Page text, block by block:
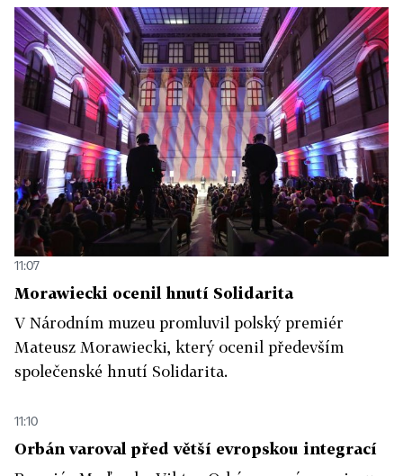
11:07
Morawiecki ocenil hnutí Solidarita
V Národním muzeu promluvil polský premiér
Mateusz Morawiecki, který ocenil především
společenské hnutí Solidarita.
11:10
Orbán varoval před větší evropskou integrací